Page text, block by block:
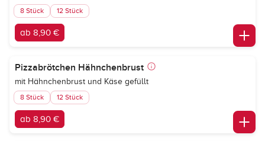
8 Stück 12 Stück
ab 8,90 €
Pizzabrötchen Hähnchenbrust
mit Hähnchenbrust und Käse gefüllt
8 Stück 12 Stück
ab 8,90 €